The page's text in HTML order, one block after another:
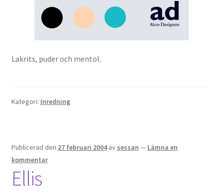
Gästgalleri
Vigseln: Maria Magdalena Kyrka
Barn?
Lakrits, puder och mentol.
Kategori: Inredning
Publicerad den 27 februari 2004 av sessan — Lämna en
kommentar
Ellis